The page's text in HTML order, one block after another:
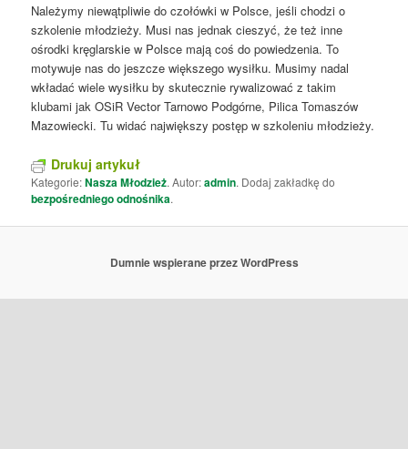
Należymy niewątpliwie do czołówki w Polsce, jeśli chodzi o
szkolenie młodzieży. Musi nas jednak cieszyć, że też inne
ośrodki kręglarskie w Polsce mają coś do powiedzenia. To
motywuje nas do jeszcze większego wysiłku. Musimy nadal
wkładać wiele wysiłku by skutecznie rywalizować z takim
klubami jak OSiR Vector Tarnowo Podgórne, Pilica Tomaszów
Mazowiecki. Tu widać największy postęp w szkoleniu młodzieży.
Drukuj artykuł
Kategorie:Nasza Młodzież. Autor:admin. Dodaj zakładkę do
bezpośredniego odnośnika.
Dumnie wspierane przez WordPress